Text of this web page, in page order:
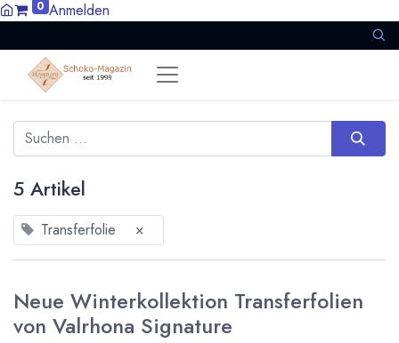
0 Anmelden
5 Artikel
Transferfolie ×
Neue Winterkollektion Transferfolien
von Valrhona Signature